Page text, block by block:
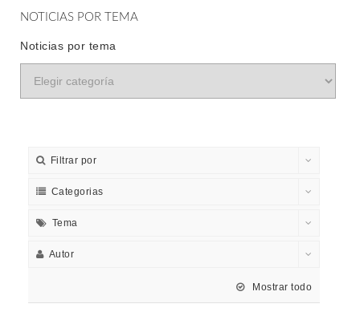
NOTICIAS POR TEMA
Noticias por tema
Filtrar por
Categorias
Tema
Autor
Mostrar todo